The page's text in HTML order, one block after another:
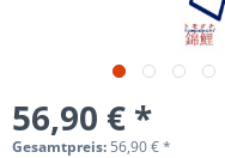
56,90 € *
Gesamtpreis: 56,90€*